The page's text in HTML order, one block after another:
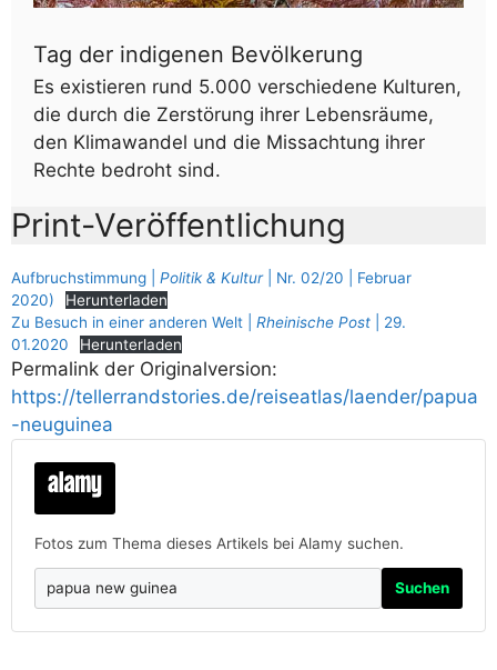
Tag der indigenen Bevölkerung
Es existieren rund 5.000 verschiedene Kulturen,
die durch die Zerstörung ihrer Lebensräume,
den Klimawandel und die Missachtung ihrer
Rechte bedroht sind.
Print-Veröffentlichung
Aufbruchstimmung | Politik & Kultur| Nr. 02/20 | Februar
2020)
Herunterladen
Zu Besuch in einer anderen Welt | Rheinische Post | 29.
01.2020
Herunterladen
Permalink der Originalversion:
https://tellerrandstories.de/reiseatlas/laender/papua
-neuguinea
Fotos zum Thema dieses Artikels bei Alamy suchen.
Suchen